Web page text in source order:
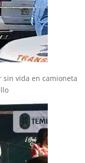
sin vida en camioneta